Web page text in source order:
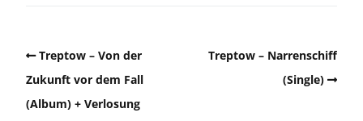
Treptow – Von der
Zukunft vor dem Fall
(Album) + Verlosung
Treptow – Narrenschiff
(Single)